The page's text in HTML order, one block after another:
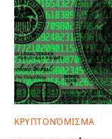
ΚΡΥΠΤΟΝΌΜΙΣΜΑ